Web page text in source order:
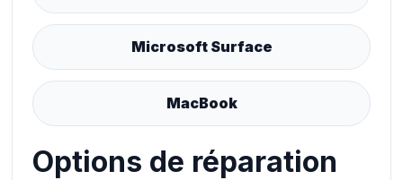
Microsoft Surface
MacBook
Options de réparation